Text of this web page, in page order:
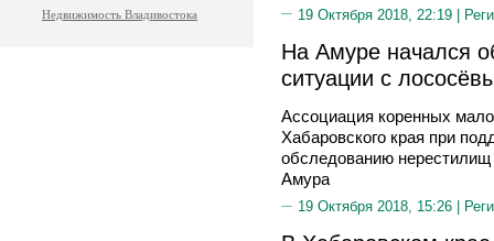
Недвижимость Владивостока 19 Октября 2018, 22:19 |
На Амуре начался
ситуации с
Ассоциация коренных
Хабаровского края при
обследованию нерестилищ
Амура
19 Октября 2018, 15:26 |